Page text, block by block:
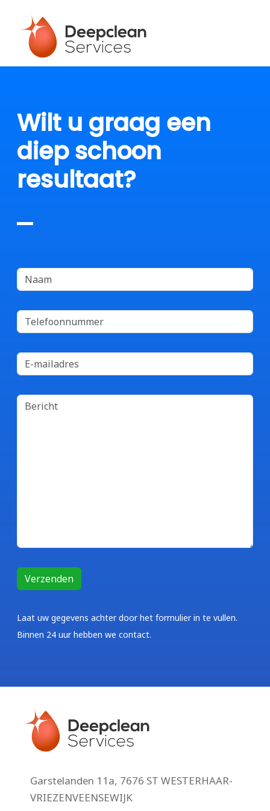
Wilt u graag een
diep schoon
resultaat?
Laat uw gegevens achter door het formulier in te vullen.
Binnen 24 uur hebben we contact.
Garstelanden 11a, 7676 ST WESTERHAAR-
VRIEZENVEENSEWIJK